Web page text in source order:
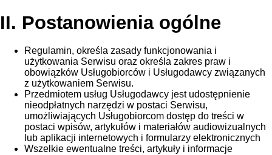
II. Postanowienia ogólne
Regulamin, określa zasady funkcjonowania i
użytkowania Serwisu oraz określa zakres praw i
obowiązków Usługobiorców i Usługodawcy związanych
z użytkowaniem Serwisu.
Przedmiotem usług Usługodawcy jest udostępnienie
nieodpłatnych narzędzi w postaci Serwisu,
umożliwiających Usługobiorcom dostęp do treści w
postaci wpisów, artykułów i materiałów audiowizualnych
lub aplikacji internetowych i formularzy elektronicznych
Wszelkie ewentualne treści, artykuły i informacje